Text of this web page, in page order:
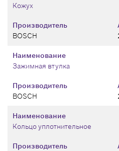
Производитель
BOSCH
Кожух
Производитель
BOSCH
Наименование
Зажимная втулка
Производитель
Наименование
Кольцо уплотнительное